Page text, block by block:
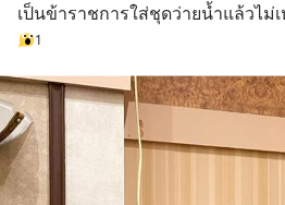
เป็นข้าราชการใส่ชุดว่ายน้ำแล้วไม่
1